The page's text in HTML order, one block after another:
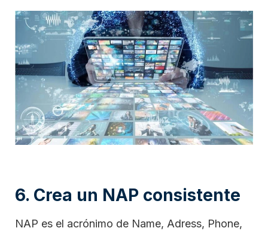
6. Crea un NAP consistente
NAP es el acrónimo de Name, Adress, Phone,